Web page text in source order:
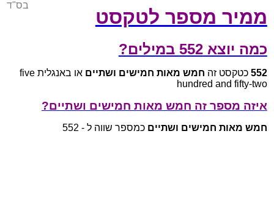
ממיר מספר לטקסט
בס"ד
כמה יוצא 552 במילים?
552 כטקסט זה חמש מאות חמישים ושתיים
או באנגלית five
hundred and fifty-two
איזה מספר זה חמש מאות חמישים ושתיים?
חמש מאות חמישים ושתיים כמספר שווה ל - 552